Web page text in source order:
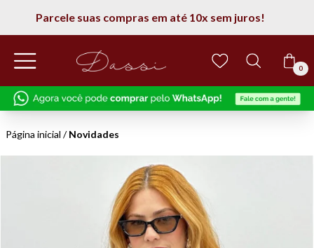
5% de desconto na 1° compra
0
Página inicial /Novidades